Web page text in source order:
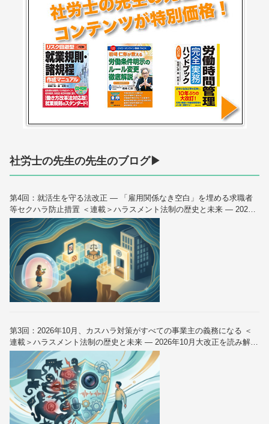
社労士の先生の先生のブログ▶
第4回：就活生を守る法改正 — 「雇用関係なき空白」を埋める求職者
等セクハラ防止措置 ＜連載＞ハラスメント法制の歴史と未来 — 2026
年10月大改正を読み解く（全6回）
第3回：2026年10月、カスハラ対策がすべての事業主の義務になる ＜
連載＞ハラスメント法制の歴史と未来 — 2026年10月大改正を読み解く
（全6回）